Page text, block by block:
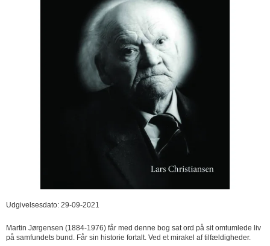
Udgivelsesdato: 29-09-2021
Martin Jørgensen (1884-1976) får med denne bog sat ord på sit omtumlede liv
på samfundets bund. Får sin historie fortalt. Ved et mirakel af tilfældigheder.